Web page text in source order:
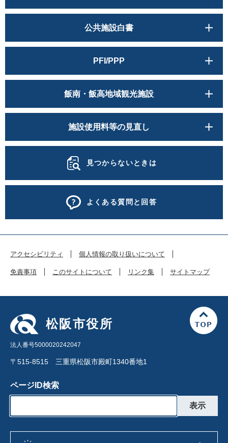
公共施設白書
PFI/PPP
飯南・飯高地域観光施設
施設使用料等の見直し
見つからないときは
よくある質問と回答
アクセシビリティ 個人情報の取り扱いについて
免責事項 このサイトについて リンク集 サイトマップ
松阪市役所
法人番号5000020242047
〒515-8515 三重県松阪市殿町1340番地1
ページID検索